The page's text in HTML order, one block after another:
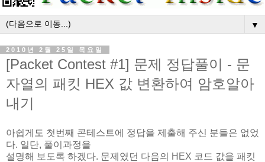
▼
2010년 2월 25일 목요일
[Packet Contest #1] 문제 정답풀이 - 문
자열의 패킷 HEX 값 변환하여 암호알아
내기
아쉽게도 첫번째 콘테스트에 정답을 제출해 주신 분들은 없었
다. 일단, 풀이과정을
설명해 보도록 하겠다. 문제였던 다음의 HEX 코드 값을 패킷